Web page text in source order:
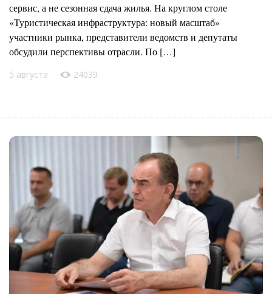
сервис, а не сезонная сдача жилья. На круглом столе
«Туристическая инфраструктура: новый масштаб»
участники рынка, представители ведомств и депутаты
обсудили перспективы отрасли. По […]
5 августа 24039